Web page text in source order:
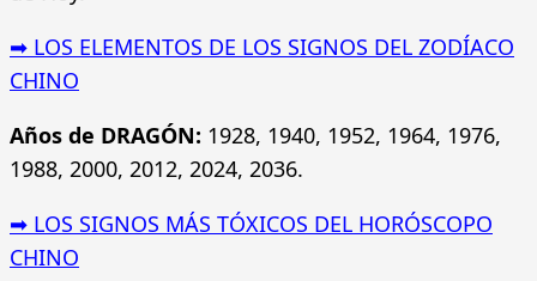
➡ LOS ELEMENTOS DE LOS SIGNOS DEL ZODÍACO
CHINO
Años de DRAGÓN: 1928, 1940, 1952, 1964, 1976,
1988, 2000, 2012, 2024, 2036.
➡ LOS SIGNOS MÁS TÓXICOS DEL HORÓSCOPO
CHINO